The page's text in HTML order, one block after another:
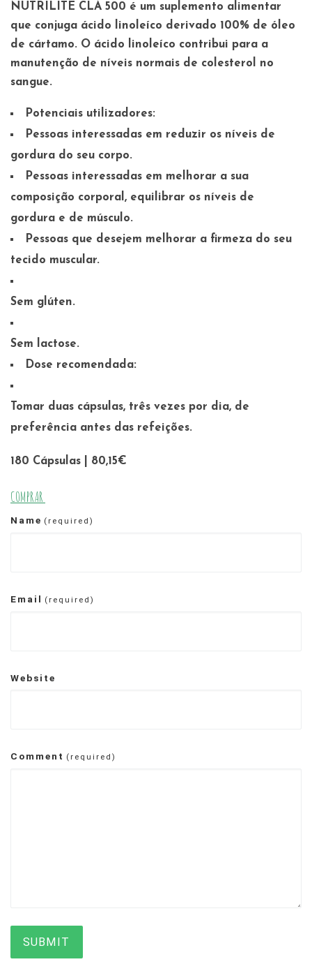
NUTRILITE CLA 500 é um suplemento alimentar
que conjuga ácido linoleíco derivado 100% de óleo
de cártamo. O ácido linoleíco contribui para a
manutenção de níveis normais de colesterol no
sangue.
Potenciais utilizadores:
Pessoas interessadas em reduzir os níveis de
gordura do seu corpo.
Pessoas interessadas em melhorar a sua
composição corporal, equilibrar os níveis de
gordura e de músculo.
Pessoas que desejem melhorar a firmeza do seu
tecido muscular.
Sem glúten.
Sem lactose.
Dose recomendada:
Tomar duas cápsulas, três vezes por dia, de
preferência antes das refeições.
180 Cápsulas | 80,15€
COMPRAR
Name (required)
Email (required)
Website
Comment (required)
SUBMIT